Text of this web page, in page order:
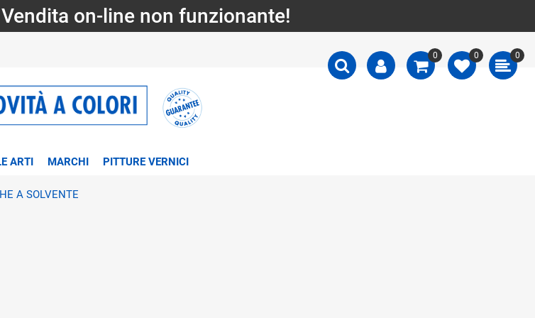
on-line non funzionante!
0 0 0
ARTI MARCHI PITTURE VERNICI
A SOLVENTE